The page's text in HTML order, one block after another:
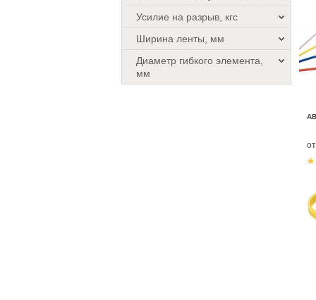
Усилие на разрыв, кгс
Ширина ленты, мм
Диаметр гибкого элемента,
мм
от